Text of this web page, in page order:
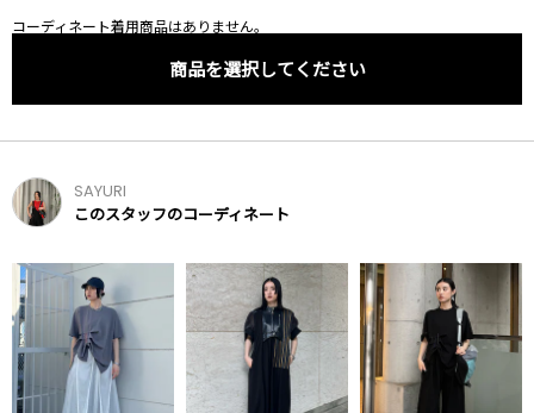
コーディネート着用商品はありません。
商品を選択してください
SAYURI
このスタッフのコーディネート